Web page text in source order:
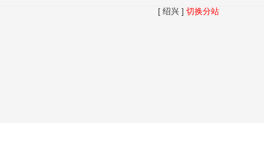
[ 绍兴 ] 切换分站